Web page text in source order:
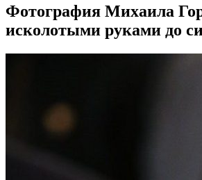
Фотография Михаила
исколотыми руками до